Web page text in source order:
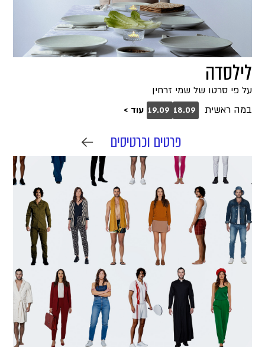
לילסדה
על פי סרטו של שמי זרחין
במה ראשית
18.09
19.09 עוד >
פרטים וכרטיסים